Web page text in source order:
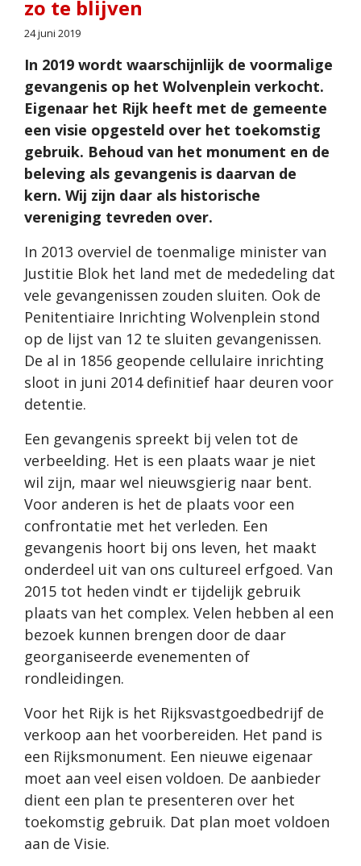
zo te blijven
24 juni 2019
In 2019 wordt waarschijnlijk de voormalige
gevangenis op het Wolvenplein verkocht.
Eigenaar het Rijk heeft met de gemeente
een visie opgesteld over het toekomstig
gebruik. Behoud van het monument en de
beleving als gevangenis is daarvan de
kern. Wij zijn daar als historische
vereniging tevreden over.
In 2013 overviel de toenmalige minister van
Justitie Blok het land met de mededeling dat
vele gevangenissen zouden sluiten. Ook de
Penitentiaire Inrichting Wolvenplein stond
op de lijst van 12 te sluiten gevangenissen.
De al in 1856 geopende cellulaire inrichting
sloot in juni 2014 definitief haar deuren voor
detentie.
Een gevangenis spreekt bij velen tot de
verbeelding. Het is een plaats waar je niet
wil zijn, maar wel nieuwsgierig naar bent.
Voor anderen is het de plaats voor een
confrontatie met het verleden. Een
gevangenis hoort bij ons leven, het maakt
onderdeel uit van ons cultureel erfgoed. Van
2015 tot heden vindt er tijdelijk gebruik
plaats van het complex. Velen hebben al een
bezoek kunnen brengen door de daar
georganiseerde evenementen of
rondleidingen.
Voor het Rijk is het Rijksvastgoedbedrijf de
verkoop aan het voorbereiden. Het pand is
een Rijksmonument. Een nieuwe eigenaar
moet aan veel eisen voldoen. De aanbieder
dient een plan te presenteren over het
toekomstig gebruik. Dat plan moet voldoen
aan de Visie.